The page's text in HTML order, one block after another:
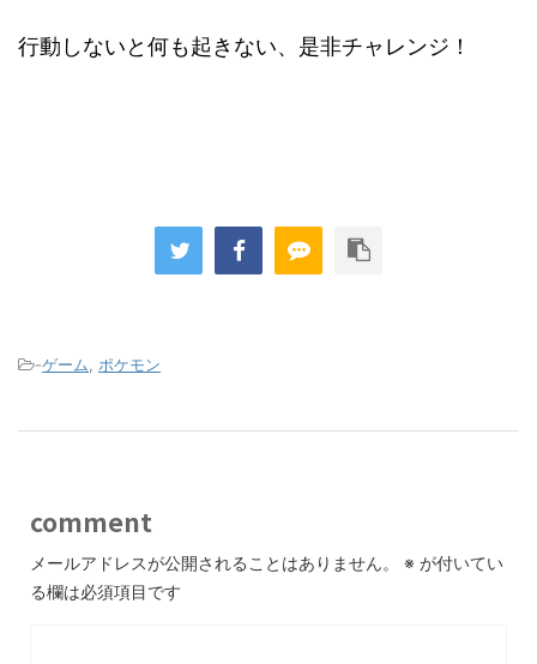
行動しないと何も起きない、是非チャレンジ！
-ゲーム ポケモン
comment
メールアドレスが公開されることはありません。 ※ が付いてい
る欄は必須項目です